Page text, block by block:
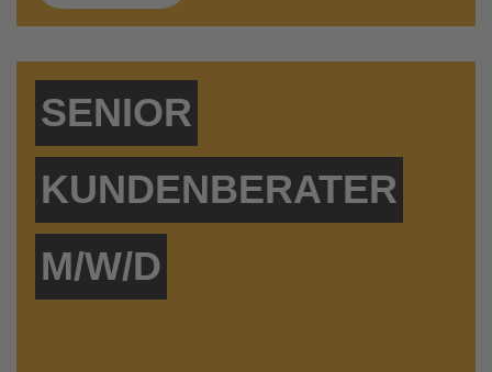
SENIOR
KUNDENBERATER
M/W/D